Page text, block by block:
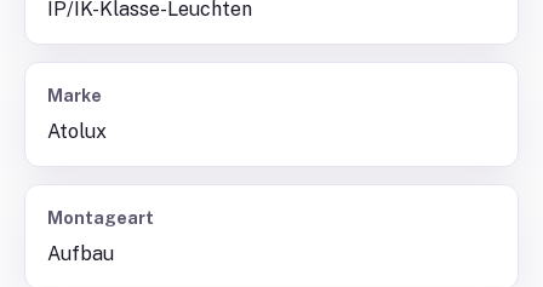
IP/IK-Klasse-Leuchten
Marke
Atolux
Montageart
Aufbau